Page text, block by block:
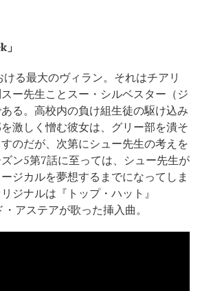
ける最大のヴィラン。それはチアリ
ー先生ことスー・シルベスター（ジ
る。高校内の負け組生徒の駆け込み
激しく憎む彼女は、グリー部を潰そ
のだが、次第にシュー先生の考えを
ン5第7話に至っては、シュー先生が
ジカルを夢想するまでになってしま
ジナルは『トップ・ハット』
・アステアが歌った挿入曲。